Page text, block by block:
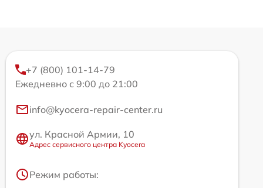
+7 (800) 101-14-79
Ежедневно с 9:00 до 21:00
info@kyocera-repair-center.ru
ул. Красной Армии, 10
Адрес сервисного центра Kyocera
Режим работы: